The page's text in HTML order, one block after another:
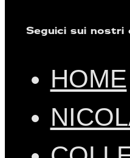
Seguici sui nostri
HOME